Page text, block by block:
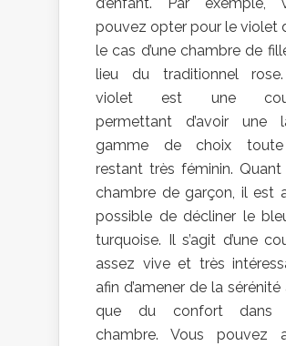
pouvez opter pour le violet
le cas d’une chambre de
lieu du traditionnel
violet est une
permettant d’avoir une
gamme de choix
restant très féminin.
chambre de garçon, il est
possible de décliner le
turquoise. Il s’agit d’une
assez vive et très
afin d’amener de la sérénité
que du confort dans
chambre. Vous pouvez